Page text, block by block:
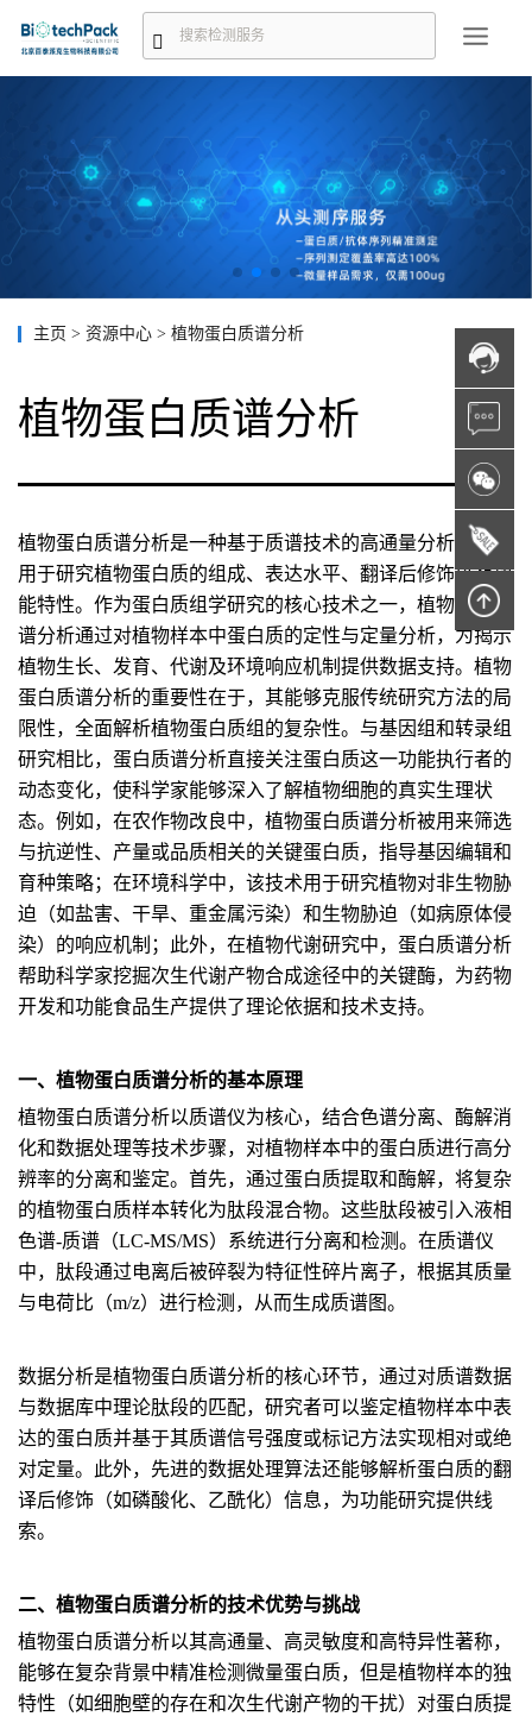
主页 > 资源中心 > 植物蛋白质谱分析
植物蛋白质谱分析
植物蛋白质谱分析是一种基于质谱技术的高通量分析方法，
用于研究植物蛋白质的组成、表达水平、翻译后修饰以及功
能特性。作为蛋白质组学研究的核心技术之一，植物蛋白质
谱分析通过对植物样本中蛋白质的定性与定量分析，为揭示
植物生长、发育、代谢及环境响应机制提供数据支持。植物
蛋白质谱分析的重要性在于，其能够克服传统研究方法的局
限性，全面解析植物蛋白质组的复杂性。与基因组和转录组
研究相比，蛋白质谱分析直接关注蛋白质这一功能执行者的
动态变化，使科学家能够深入了解植物细胞的真实生理状
态。例如，在农作物改良中，植物蛋白质谱分析被用来筛选
与抗逆性、产量或品质相关的关键蛋白质，指导基因编辑和
育种策略；在环境科学中，该技术用于研究植物对非生物胁
迫（如盐害、干旱、重金属污染）和生物胁迫（如病原体侵
染）的响应机制；此外，在植物代谢研究中，蛋白质谱分析
帮助科学家挖掘次生代谢产物合成途径中的关键酶，为药物
开发和功能食品生产提供了理论依据和技术支持。
一、植物蛋白质谱分析的基本原理
植物蛋白质谱分析以质谱仪为核心，结合色谱分离、酶解消
化和数据处理等技术步骤，对植物样本中的蛋白质进行高分
辨率的分离和鉴定。首先，通过蛋白质提取和酶解，将复杂
的植物蛋白质样本转化为肽段混合物。这些肽段被引入液相
色谱-质谱（LC-MS/MS）系统进行分离和检测。在质谱仪
中，肽段通过电离后被碎裂为特征性碎片离子，根据其质量
与电荷比（m/z）进行检测，从而生成质谱图。
数据分析是植物蛋白质谱分析的核心环节，通过对质谱数据
与数据库中理论肽段的匹配，研究者可以鉴定植物样本中表
达的蛋白质并基于其质谱信号强度或标记方法实现相对或绝
对定量。此外，先进的数据处理算法还能够解析蛋白质的翻
译后修饰（如磷酸化、乙酰化）信息，为功能研究提供线
索。
二、植物蛋白质谱分析的技术优势与挑战
植物蛋白质谱分析以其高通量、高灵敏度和高特异性著称，
能够在复杂背景中精准检测微量蛋白质，但是植物样本的独
特性（如细胞壁的存在和次生代谢产物的干扰）对蛋白质提